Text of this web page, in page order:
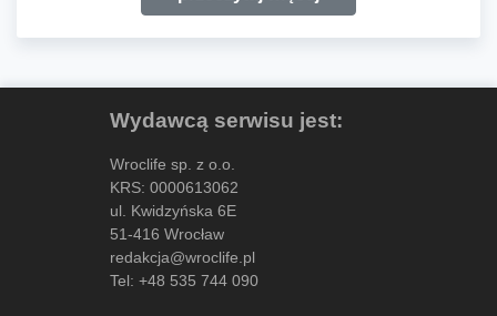
Wydawcą serwisu jest:
Wroclife sp. z o.o.
KRS: 0000613062
ul. Kwidzyńska 6E
51-416 Wrocław
redakcja@wroclife.pl
Tel: +48 535 744 090